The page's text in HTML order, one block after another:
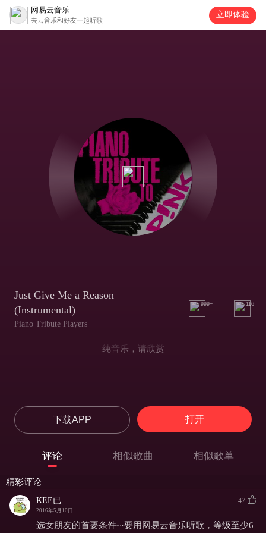
网易云音乐
去云音乐和好友一起听歌
立即体验
Just Give Me a Reason
(Instrumental)
Piano Tribute Players
999+ 116
纯音乐，请欣赏
下载APP 打开
评论 相似歌曲 相似歌单
精彩评论
KEE已
2016年5月10日
47
选女朋友的首要条件~·要用网易云音乐听歌，等级至少6